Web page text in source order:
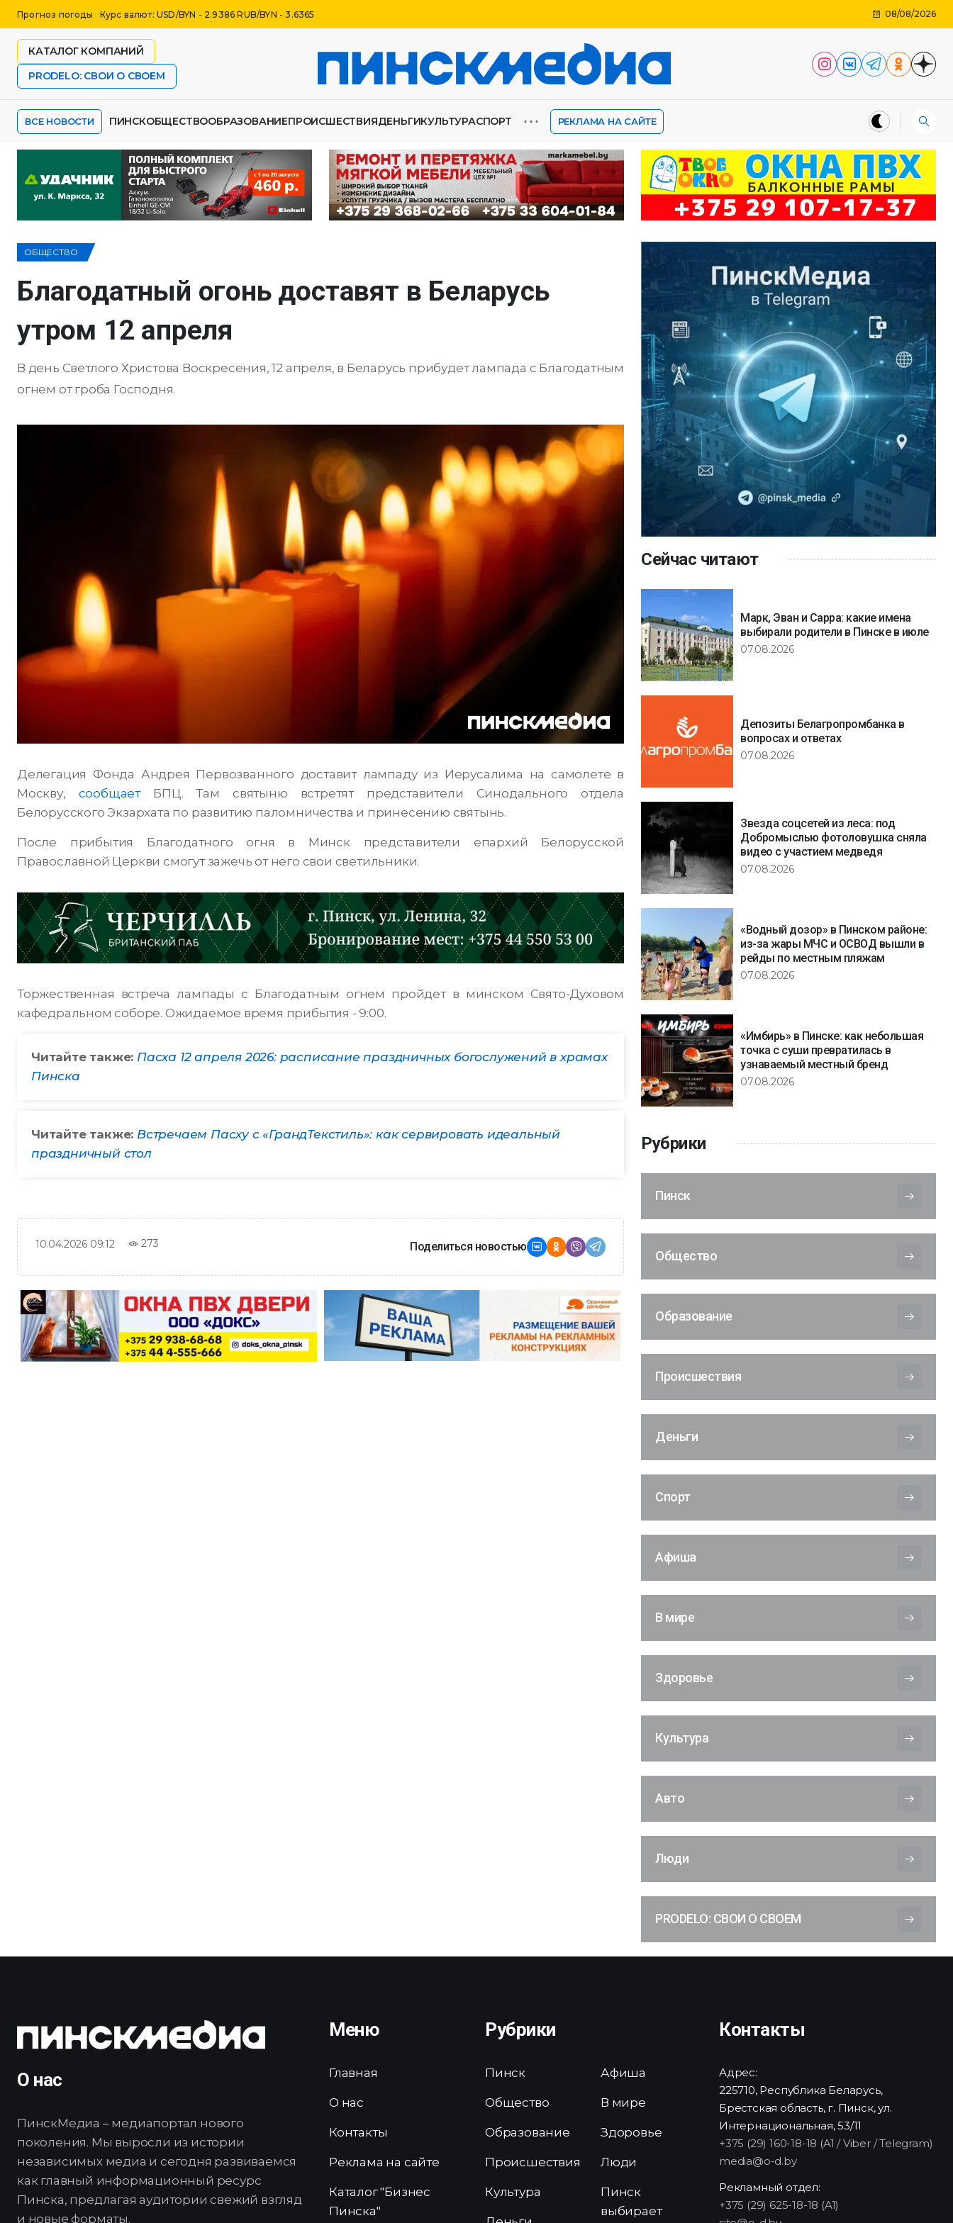
Прогноз погоды Курс валют: USD/BYN - 2.9386 RUB/BYN - 3.6365 08/08/2026
КАТАЛОГ КОМПАНИЙ
PRODELO: СВОИ О СВОЕМ
ВСЕ НОВОСТИ ПИНСКОБЩЕСТВООБРАЗОВАНИЕПРОИСШЕСТВИЯДЕНЬГИКУЛЬТУРАСПОРТ ⋯ РЕКЛАМА НА САЙТЕ
ОБЩЕСТВО
Благодатный огонь доставят в Беларусь
утром 12 апреля
В день Светлого Христова Воскресения, 12 апреля, в Беларусь прибудет лампада с Благодатным
огнем от гроба Господня.
Делегация Фонда Андрея Первозванного доставит лампаду из Иерусалима на самолете в
Москву, сообщаетБПЦ. Там святыню встретят представители Синодального отдела
Белорусского Экзархата по развитию паломничества и принесению святынь.
После прибытия Благодатного огня в Минск представители епархий Белорусской
Православной Церкви смогут зажечь от него свои светильники.
Торжественная встреча лампады с Благодатным огнем пройдет в минском Свято-Духовом
кафедральном соборе. Ожидаемое время прибытия - 9:00.
Читайте также: Пасха 12 апреля 2026: расписание праздничных богослужений в храмах
Пинска
Читайте также: Встречаем Пасху с «ГрандТекстиль»: как сервировать идеальный
праздничный стол
10.04.2026 09:12 273 Поделиться новостью
Сейчас читают
Марк, Эван и Сарра: какие имена
выбирали родители в Пинске в июле
07.08.2026
Депозиты Белагропромбанка в
вопросах и ответах
07.08.2026
Звезда соцсетей из леса: под
Добромыслью фотоловушка сняла
видео с участием медведя
07.08.2026
«Водный дозор» в Пинском районе:
из-за жары МЧС и ОСВОД вышли в
рейды по местным пляжам
07.08.2026
«Имбирь» в Пинске: как небольшая
точка с суши превратилась в
узнаваемый местный бренд
07.08.2026
Рубрики
Пинск
Общество
Образование
Происшествия
Деньги
Спорт
Афиша
В мире
Здоровье
Культура
Авто
Люди
PRODELO: СВОИ О СВОЕМ
О нас
ПинскМедиа – медиапортал нового
поколения. Мы выросли из истории
независимых медиа и сегодня развиваемся
как главный информационный ресурс
Пинска, предлагая аудитории свежий взгляд
и новые форматы.
Меню
Главная
О нас
Контакты
Реклама на сайте
Каталог "Бизнес
Пинска"
Рубрики
Пинск
Общество
Образование
Происшествия
Культура
Афиша
В мире
Здоровье
Люди
Пинск
выбирает
Контакты
Адрес:
225710, Республика Беларусь,
Брестская область, г. Пинск, ул.
Интернациональная, 53/11
+375 (29) 160-18-18 (A1 / Viber / Telegram)
media@o-d.by
Рекламный отдел:
+375 (29) 625-18-18 (A1)